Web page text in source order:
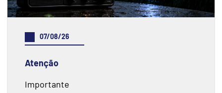
07/08/26
Atenção
Importante